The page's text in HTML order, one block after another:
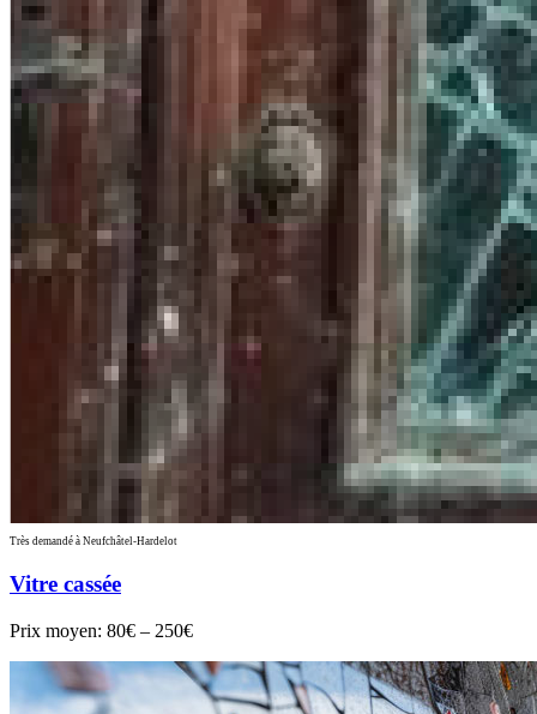
Très demandé à Neufchâtel-Hardelot
Vitre cassée
Prix moyen: 80€ – 250€